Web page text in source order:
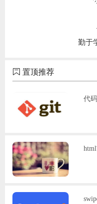
勤于
置顶推荐
代